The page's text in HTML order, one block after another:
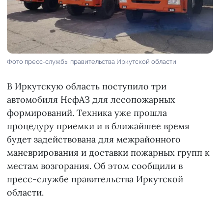
Фото пресс-службы правительства Иркутской области
В Иркутскую область поступило три
автомобиля НефАЗ для лесопожарных
формирований. Техника уже прошла
процедуру приемки и в ближайшее время
будет задействована для межрайонного
маневрирования и доставки пожарных групп к
местам возгорания. Об этом сообщили в
пресс-службе правительства Иркутской
области.